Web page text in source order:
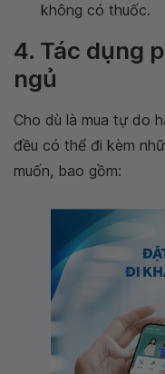
không có thuốc.
4. Tác dụng
ngủ
Cho dù là mua tự do
đều có thể đi kèm
muốn, bao gồm: